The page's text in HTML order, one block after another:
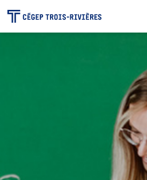
Zone étudiante
Formation continue